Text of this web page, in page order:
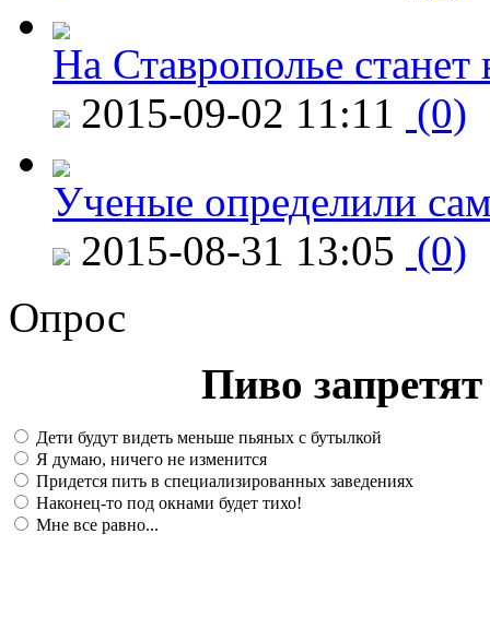
На Ставрополье
2015-09-02 11:11 (0)
Ученые определили
2015-08-31 13:05 (0)
Опрос
Пиво
Дети будут видеть меньше пьяных с бутылкой
Я думаю, ничего не изменится
Придется пить в специализированных заведениях
Наконец-то под окнами будет тихо!
Мне все равно...